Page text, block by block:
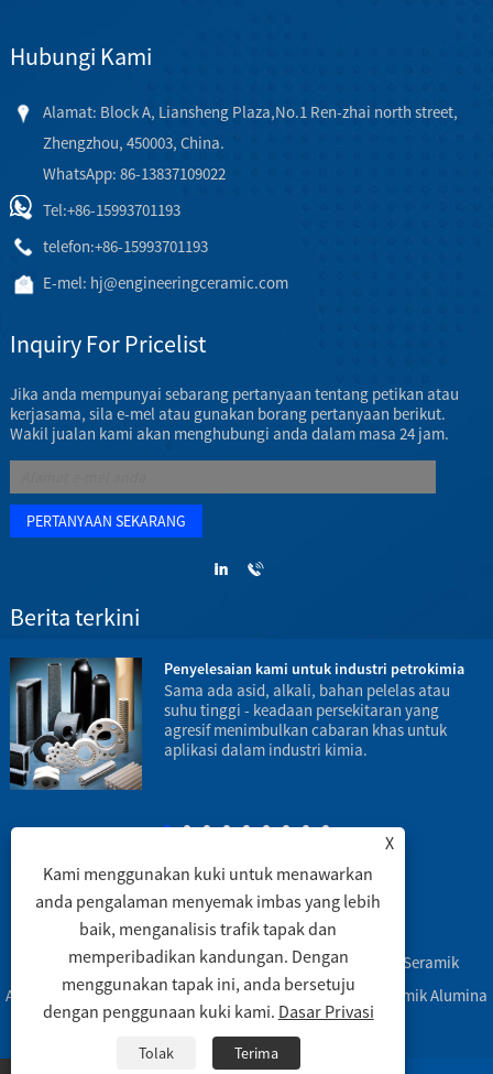
Hubungi Kami
Alamat: Block A, Liansheng Plaza,No.1 Ren-zhai north street,
Zhengzhou, 450003, China.
WhatsApp: 86-13837109022
Tel:+86-15993701193
telefon:+86-15993701193
E-mel: hj@engineeringceramic.com
Inquiry For Pricelist
Jika anda mempunyai sebarang pertanyaan tentang petikan atau
kerjasama, sila e-mel atau gunakan borang pertanyaan berikut.
Wakil jualan kami akan menghubungi anda dalam masa 24 jam.
Berita terkini
Penyelesaian kami untuk industri petrokimia
Sama ada asid, alkali, bahan pelelas atau
suhu tinggi - keadaan persekitaran yang
agresif menimbulkan cabaran khas untuk
aplikasi dalam industri kimia.
Pautan| Sitemap| RSS|
Hak Cipta © 2003 Engineering Ceramic Co., Ltd. - Tiub Seramik
Alumina, Labware Seramik Alumina, Bahagian Mesin Seramik Alumina
X
Kami menggunakan kuki untuk menawarkan
anda pengalaman menyemak imbas yang lebih
baik, menganalisis trafik tapak dan
memperibadikan kandungan. Dengan
menggunakan tapak ini, anda bersetuju
dengan penggunaan kuki kami. Dasar Privasi
Tolak Terima